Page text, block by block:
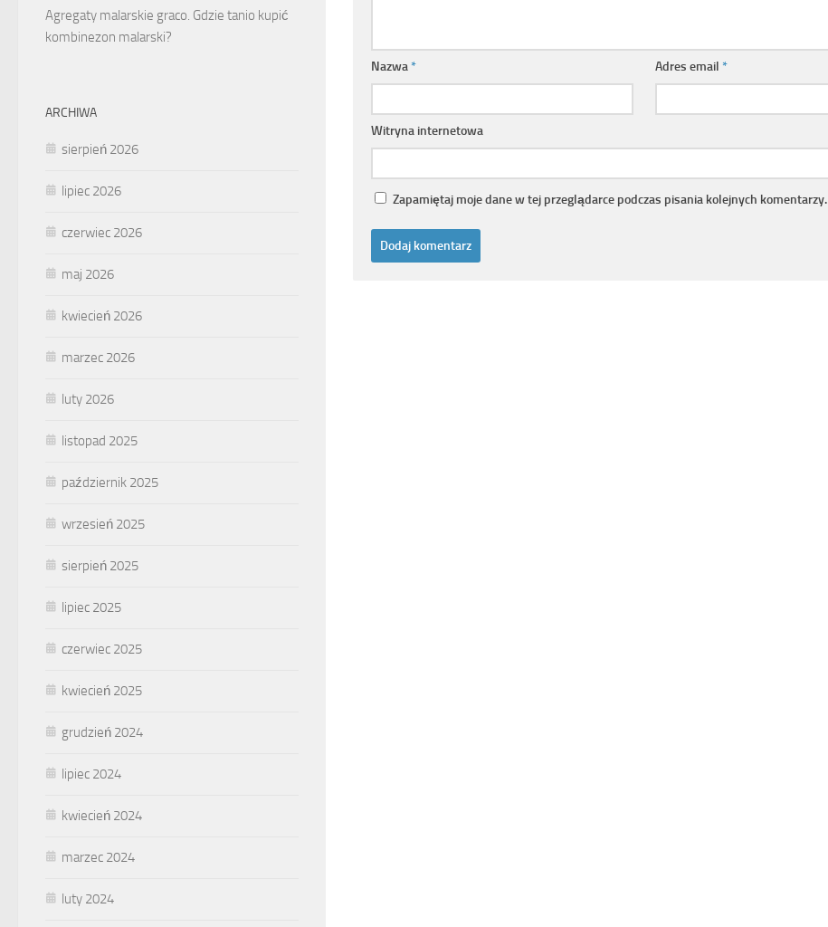
Nazwa* Adres email*
Witryna internetowa
Zapamiętaj moje dane w tej przeglądarce podczas pisania kolejnych komentarzy.
Agregaty malarskie graco. Gdzie tanio kupić
kombinezon malarski?
ARCHIWA
sierpień 2026
lipiec 2026
czerwiec 2026
maj 2026
kwiecień 2026
marzec 2026
luty 2026
listopad 2025
październik 2025
wrzesień 2025
sierpień 2025
lipiec 2025
czerwiec 2025
kwiecień 2025
grudzień 2024
lipiec 2024
kwiecień 2024
marzec 2024
luty 2024